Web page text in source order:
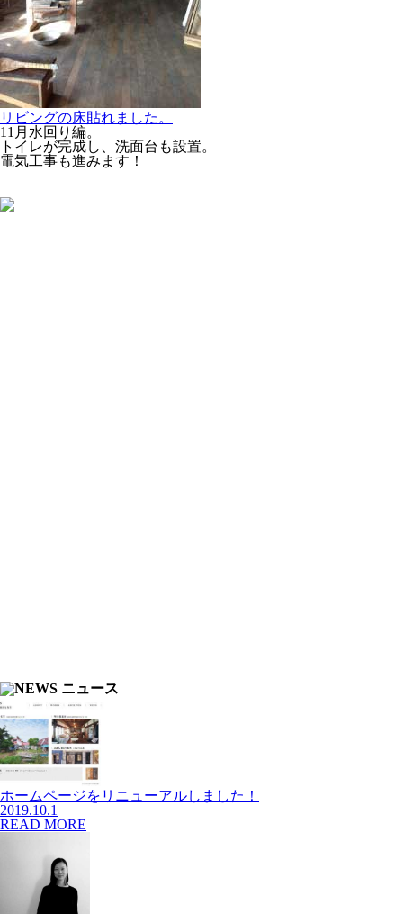
リビングの床貼れました。
11月水回り編。
トイレが完成し、洗面台も設置。
電気工事も進みます！
ホームページをリニューアルしました！
2019.10.1
READ MORE